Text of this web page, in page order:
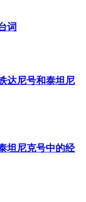
词
达尼号和泰坦尼
坦尼克号中的经